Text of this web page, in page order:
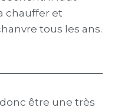
chauffer et
tous les ans.
être une très